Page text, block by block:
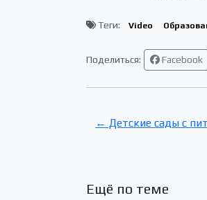
Теги: Video
Поделиться: Facebook
← Детские сады с
Ещё по теме